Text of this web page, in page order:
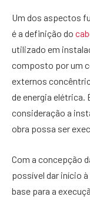
Um dos aspectos
é a definição do
utilizado em
composto por um
externos
de energia elétrica.
consideração a
obra possa ser
Com a concepção
possível dar início
base para a